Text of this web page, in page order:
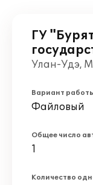
ГУ
Улан-Удэ,
Вариант
Файловый
Общее число
1
Количество